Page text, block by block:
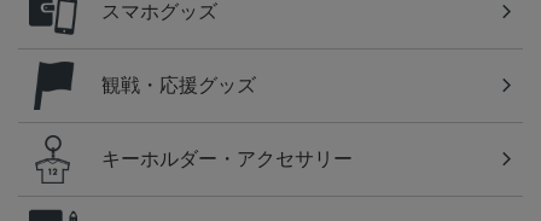
スマホグッズ
観戦・応援グッズ
キーホルダー・アクセサリー